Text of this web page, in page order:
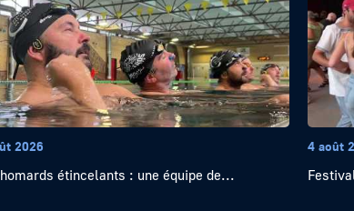
2026
étincelants : une équipe de...
4 août